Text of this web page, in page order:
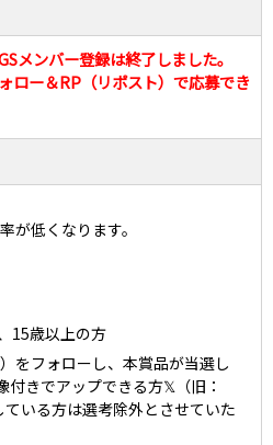
メンバー登録は終了しました。
ー＆RP（リポスト）で応募でき
が低くなります。
15歳以上の方
をフォローし、本賞品が当選し
付きでアップできる方𝕏（旧：
いる方は選考除外とさせていた